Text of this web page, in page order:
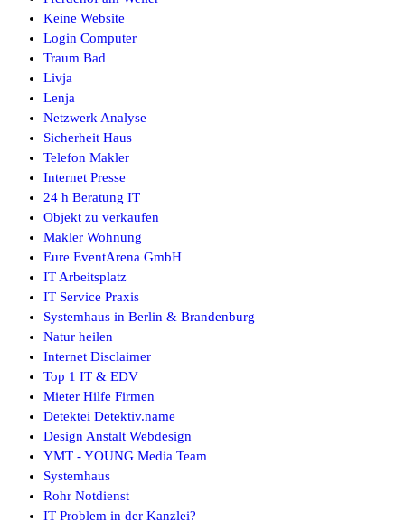
Keine Website
Login Computer
Traum Bad
Livja
Lenja
Netzwerk Analyse
Sicherheit Haus
Telefon Makler
Internet Presse
24 h Beratung IT
Objekt zu verkaufen
Makler Wohnung
Eure EventArena GmbH
IT Arbeitsplatz
IT Service Praxis
Systemhaus in Berlin & Brandenburg
Natur heilen
Internet Disclaimer
Top 1 IT & EDV
Mieter Hilfe Firmen
Detektei Detektiv.name
Design Anstalt Webdesign
YMT - YOUNG Media Team
Systemhaus
Rohr Notdienst
IT Problem in der Kanzlei?